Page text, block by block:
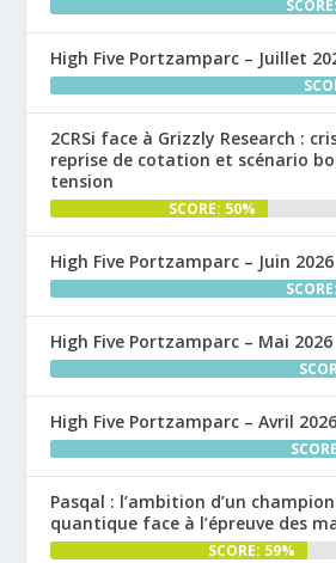
High Five Portzamparc – Juillet
2CRSi face à Grizzly Research :
reprise de cotation et scénario
tension
SCORE: 50%
High Five Portzamparc – Juin 2026
High Five Portzamparc – Mai 2026
High Five Portzamparc – Avril 2026
Pasqal : l’ambition d’un
quantique face à l’épreuve des
SCORE: 59%